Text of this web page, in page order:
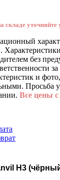
складе уточняйте
без
и
Просьба
Все цены
H3